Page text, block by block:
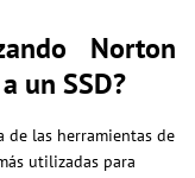
Norton
un SSD?
de las herramientas de
utilizadas para